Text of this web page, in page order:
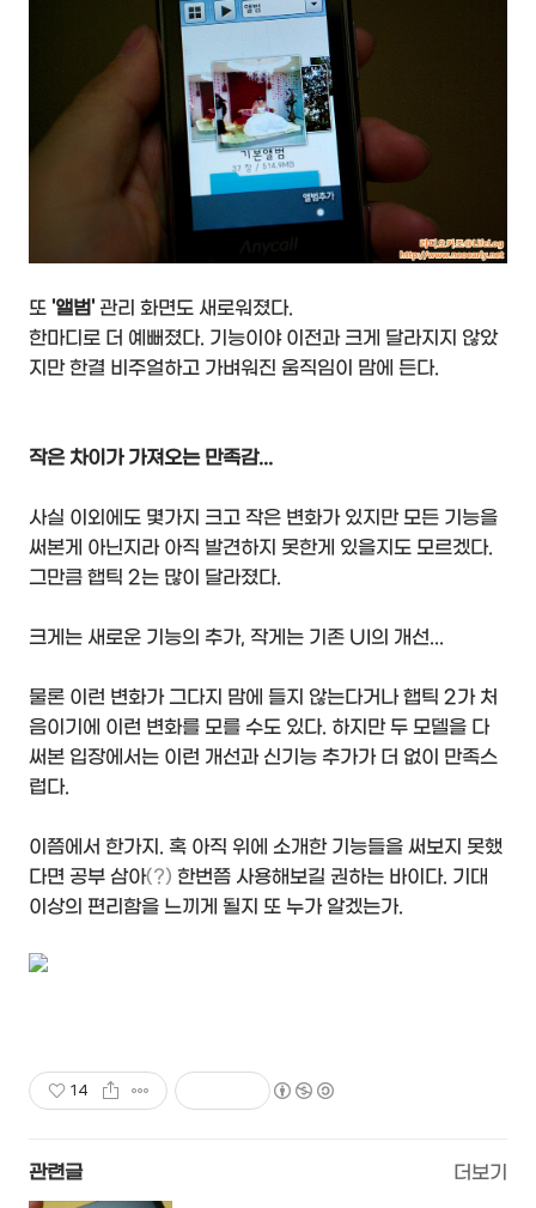
또 '앨범' 관리 화면도 새로워졌다.
한마디로 더 예뻐졌다. 기능이야 이전과 크게 달라지지 않았
지만 한결 비주얼하고 가벼워진 움직임이 맘에 든다.
작은 차이가 가져오는 만족감...
사실 이외에도 몇가지 크고 작은 변화가 있지만 모든 기능을
써본게 아닌지라 아직 발견하지 못한게 있을지도 모르겠다.
그만큼 햅틱 2는 많이 달라졌다.
크게는 새로운 기능의 추가, 작게는 기존 UI의 개선...
물론 이런 변화가 그다지 맘에 들지 않는다거나 햅틱 2가 처
음이기에 이런 변화를 모를 수도 있다. 하지만 두 모델을 다
써본 입장에서는 이런 개선과 신기능 추가가 더 없이 만족스
럽다.
이쯤에서 한가지. 혹 아직 위에 소개한 기능들을 써보지 못했
다면 공부 삼아(?) 한번쯤 사용해보길 권하는 바이다. 기대
이상의 편리함을 느끼게 될지 또 누가 알겠는가.
14
관련글 더보기